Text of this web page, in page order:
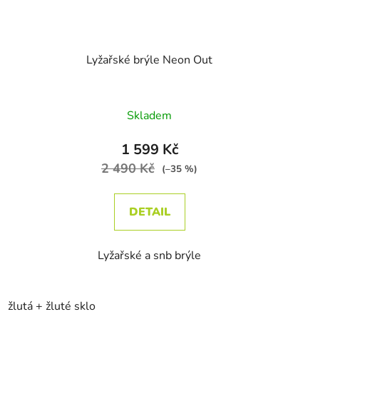
Lyžařské brýle Neon Out
Skladem
1 599 Kč
2 490 Kč (–35 %)
DETAIL
Lyžařské a snb brýle
žlutá + žluté sklo